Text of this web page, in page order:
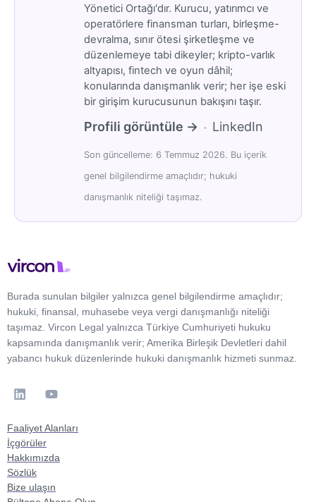
Yönetici Ortağı'dır. Kurucu, yatırımcı ve
operatörlere finansman turları, birleşme-
devralma, sınır ötesi şirketleşme ve
düzenlemeye tabi dikeyler; kripto-varlık
altyapısı, fintech ve oyun dâhil;
konularında danışmanlık verir; her işe eski
bir girişim kurucusunun bakışını taşır.
Profili görüntüle → · LinkedIn
Son güncelleme: 6 Temmuz 2026. Bu içerik
genel bilgilendirme amaçlıdır; hukuki
danışmanlık niteliği taşımaz.
Burada sunulan bilgiler yalnızca genel bilgilendirme amaçlıdır;
hukuki, finansal, muhasebe veya vergi danışmanlığı niteliği
taşımaz. Vircon Legal yalnızca Türkiye Cumhuriyeti hukuku
kapsamında danışmanlık verir; Amerika Birleşik Devletleri dahil
yabancı hukuk düzenlerinde hukuki danışmanlık hizmeti sunmaz.
Faaliyet Alanları
İçgörüler
Hakkımızda
Sözlük
Bize ulaşın